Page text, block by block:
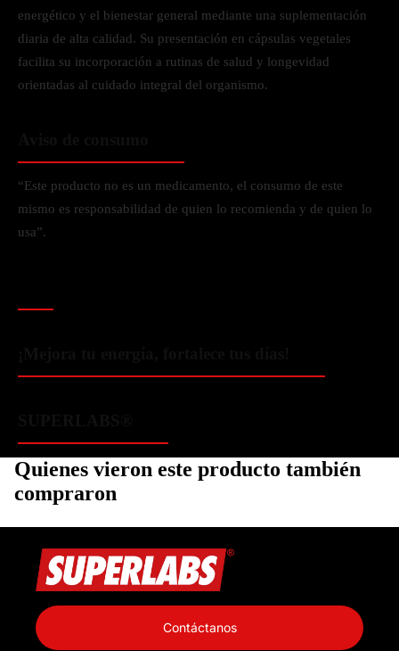
energético y el bienestar general mediante una suplementación
diaria de alta calidad. Su presentación en cápsulas vegetales
facilita su incorporación a rutinas de salud y longevidad
orientadas al cuidado integral del organismo.
“Este producto no es un medicamento, el consumo de este
mismo es responsabilidad de quien lo recomienda y de quien lo
usa”.
Quienes vieron este producto también
compraron
Contáctanos
Información de contacto